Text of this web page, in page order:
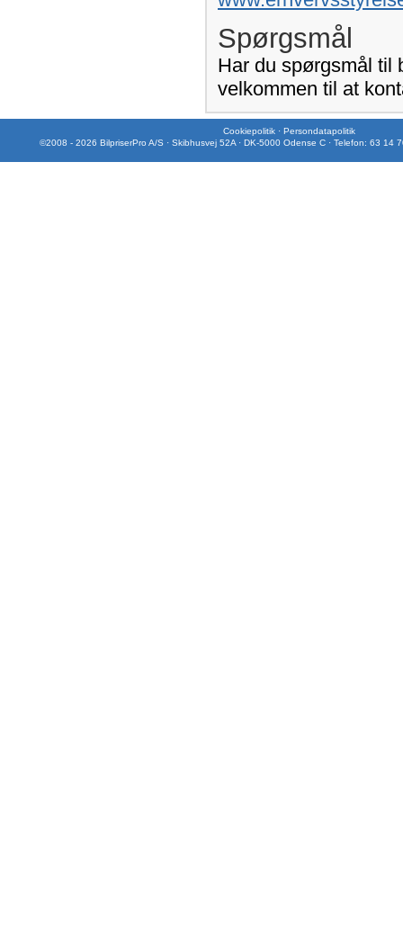
Spørgsmål
Har du spørgsmål til
velkommen til at
Cookiepolitik · Persondatapolitik
©2008 - 2026 BilpriserPro A/S · Skibhusvej 52A · DK-5000 Odense C · Telefon: 63 14